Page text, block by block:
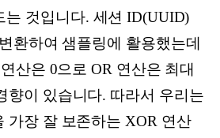
는 것입니다. 세션 ID(UUID)
환하여 샘플링에 활용했는데
산은 0으로 OR 연산은 최대
향이 있습니다. 따라서 우리는
가장 잘 보존하는 XOR 연산